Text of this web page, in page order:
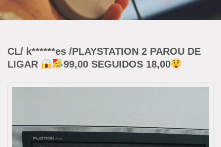
CL/ k******es /PLAYSTATION 2 PAROU DE
LIGAR
99,00 SEGUIDOS 18,00